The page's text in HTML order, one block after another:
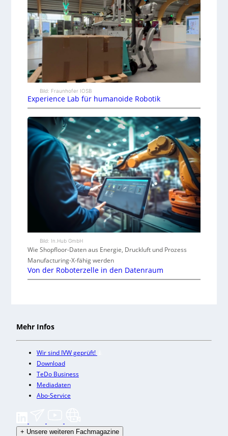
Bild: Fraunhofer IOSB
Experience Lab für humanoide Robotik
Bild: In.Hub GmbH
Wie Shopfloor-Daten aus Energie, Druckluft und Prozess
Manufacturing-X-fähig werden
Von der Roboterzelle in den Datenraum
Mehr Infos
Wir sind IVW geprüft!
Download
TeDo Business
Mediadaten
Abo-Service
+ Unsere weiteren Fachmagazine